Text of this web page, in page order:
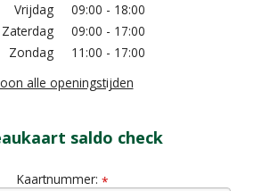
Vrijdag
09:00 - 18:00
Zaterdag
09:00 - 17:00
Zondag
11:00 - 17:00
alle openingstijden
saldo check
Kaartnummer: *